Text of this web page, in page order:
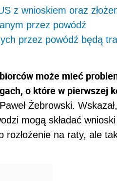
z wnioskiem oraz
przez powódź
przez powódź będą
może mieć
o które w pierwszej
Żebrowski.
mogą składać
rozłożenie na raty, ale